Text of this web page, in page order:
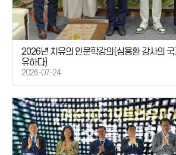
2026년 치유의 인문학강의(심용환 강사의 국
유하다)
2026-07-24